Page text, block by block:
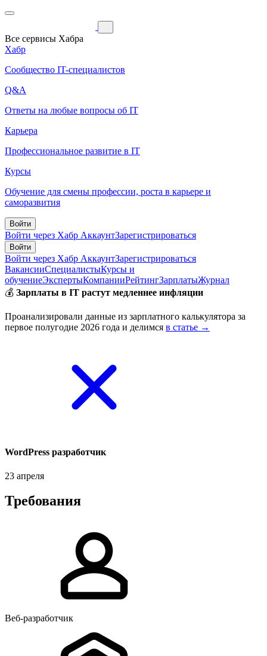
Все сервисы Хабра
Хабр
Сообщество IT-специалистов
Q&A
Ответы на любые вопросы об IT
Карьера
Профессиональное развитие в IT
Курсы
Обучение для смены профессии, роста в карьере и
саморазвития
Войти
Войти через Хабр АккаунтЗарегистрироваться
Войти
Войти через Хабр АккаунтЗарегистрироваться
ВакансииСпециалистыКурсы и
обучениеЭкспертыКомпанииРейтингЗарплатыЖурнал
💰 Зарплаты в IT растут медленнее инфляции
Проанализировали данные из зарплатного калькулятора за
первое полугодие 2026 года и делимся в статье →
WordPress разработчик
23 апреля
Требования
Веб-разработчик